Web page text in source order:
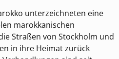
unterzeichneten eine
marokkanischen
Straßen von Stockholm und
in ihre Heimat zurück